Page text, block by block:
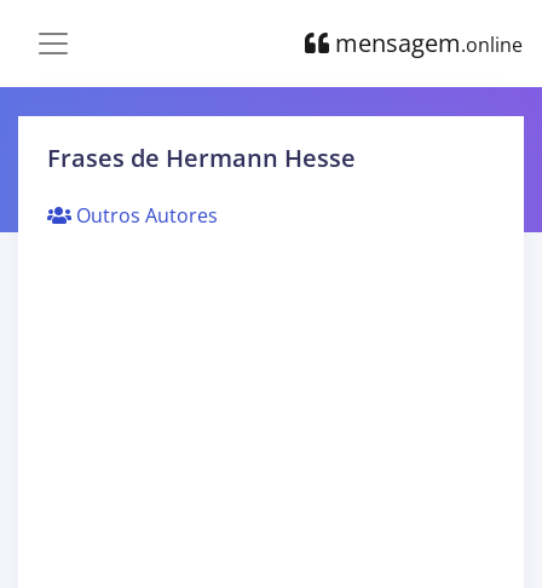
mensagem.online
Frases de Hermann Hesse
Outros Autores